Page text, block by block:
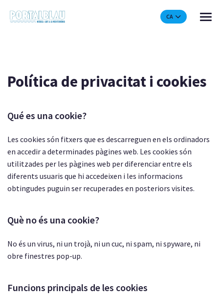
CA
Política de privacitat i cookies
Qué es una cookie?
Les cookies són fitxers que es descarreguen en els ordinadors
en accedir a determinades pàgines web. Les cookies són
utilitzades per les pàgines web per diferenciar entre els
diferents usuaris que hi accedeixen i les informacions
obtingudes puguin ser recuperades en posteriors visites.
Què no és una cookie?
No és un virus, ni un trojà, ni un cuc, ni spam, ni spyware, ni
obre finestres pop-up.
Funcions principals de les cookies